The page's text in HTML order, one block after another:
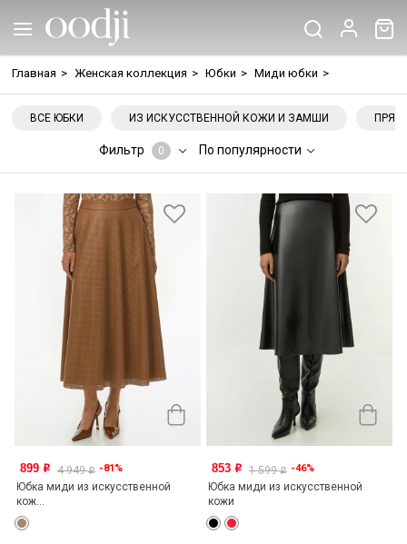
Главная > Женская коллекция > Юбки > Миди юбки >
ВСЕ ЮБКИ ИЗ ИСКУССТВЕННОЙ КОЖИ И ЗАМШИ
Фильтр 0 По популярности
899 o 4 949o -81%
Юбка миди из искусственной
кож...
853 o 1 599o -46%
Юбка миди из искусственной
кожи